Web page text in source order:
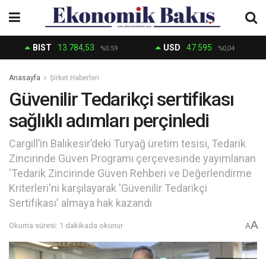
BIST 13.784,53 %0.59 USD 47.595 %0,04
Anasayfa Şirket Haberleri
Güvenilir Tedarikçi sertifikası
sağlıklı adımları perçinledi
Cargill’in Balıkesir’deki Turyağ üretim tesisi, Tedarik
Zincirinde Güven Programı çerçevesinde yayımlanan
'Tedarik Zincirinde Güven Rehberi ve Değerlendirme
Kriterleri'ni karşılayarak 'Güvenilir Tedarikçi
Sertifikası' almaya hak kazandı
Okuma süresi: 1 dakikada okunur AA